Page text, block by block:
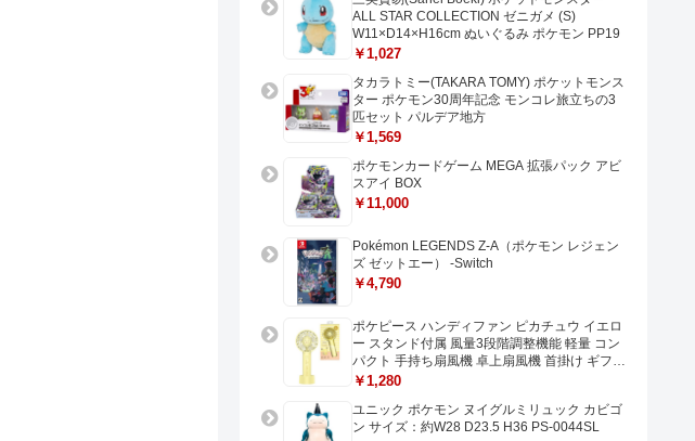
ALL STAR COLLECTION ゼニガメ (S)
W11×D14×H16cm ぬいぐるみ ポケモン PP19
￥1,027
タカラトミー(TAKARA TOMY) ポケットモンス
ター ポケモン30周年記念 モンコレ旅立ちの3
匹セット パルデア地方
￥1,569
ポケモンカードゲーム MEGA 拡張パック アビ
スアイ BOX
￥11,000
Pokémon LEGENDS Z-A（ポケモン レジェン
ズ ゼットエー） -Switch
￥4,790
ポケピース ハンディファン ピカチュウ イエロ
ー スタンド付属 風量3段階調整機能 軽量 コン
パクト 手持ち扇風機 卓上扇風機 首掛け ギフト
プレゼントに最適 USB充電 Type-C対応
￥1,280
ユニック ポケモン ヌイグルミリュック カビゴ
ン サイズ：約W28 D23.5 H36 PS-0044SL